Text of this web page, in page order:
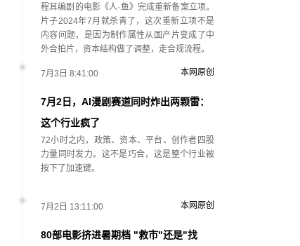
程耳编剧的电影《人·鱼》完成重新备案立项。
片子2024年7月就杀青了，这次重新立项不是
内容问题，是因为制作属性从国产片变成了中
外合拍片，资本结构做了调整，走合规流程。
7月3日 8:41:00
7月2日，AI漫剧赛道同时炸出两颗雷：
这个行业疯了
72小时之内，政策、资本、平台、创作者四股
力量同时发力。这不是巧合，这是整个行业被
按下了加速键。
本网原创
7月2日 13:11:00
80部电影挤进暑期档 "救市"还是"找
本网原创